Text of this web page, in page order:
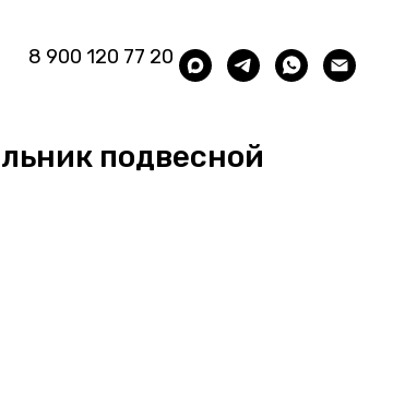
8 900 120 77 20
подвесной